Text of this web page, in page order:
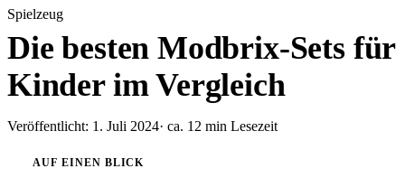
Spielzeug
Die besten Modbrix-Sets für
Kinder im Vergleich
Veröffentlicht: 1. Juli 2024· ca. 12 min Lesezeit
AUF EINEN BLICK